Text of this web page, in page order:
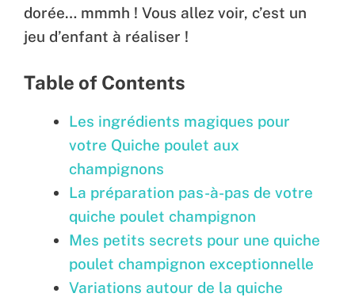
dorée… mmmh ! Vous allez voir, c’est un
jeu d’enfant à réaliser !
Table of Contents
Les ingrédients magiques pour
votre Quiche poulet aux
champignons
La préparation pas-à-pas de votre
quiche poulet champignon
Mes petits secrets pour une quiche
poulet champignon exceptionnelle
Variations autour de la quiche